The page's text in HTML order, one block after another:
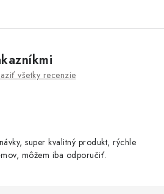
všetky recenzie
super kvalitný produkt, rýchle
môžem iba odporučiť.